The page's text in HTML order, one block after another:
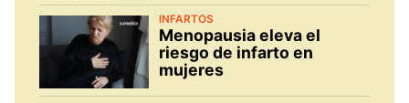
INFARTOS
Menopausia eleva el
riesgo de infarto en
mujeres